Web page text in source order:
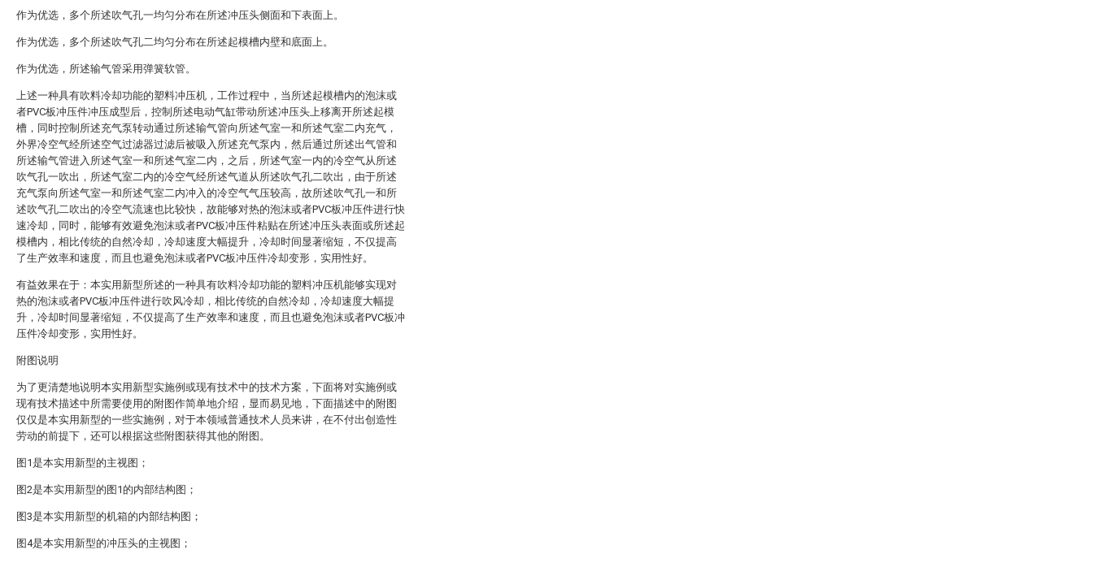
作为优选，多个所述吹气孔一均匀分布在所述冲压头侧面和下表面上。
作为优选，多个所述吹气孔二均匀分布在所述起模槽内壁和底面上。
作为优选，所述输气管采用弹簧软管。
上述一种具有吹料冷却功能的塑料冲压机，工作过程中，当所述起模槽内的泡沫或
者PVC板冲压件冲压成型后，控制所述电动气缸带动所述冲压头上移离开所述起模
槽，同时控制所述充气泵转动通过所述输气管向所述气室一和所述气室二内充气，
外界冷空气经所述空气过滤器过滤后被吸入所述充气泵内，然后通过所述出气管和
所述输气管进入所述气室一和所述气室二内，之后，所述气室一内的冷空气从所述
吹气孔一吹出，所述气室二内的冷空气经所述气道从所述吹气孔二吹出，由于所述
充气泵向所述气室一和所述气室二内冲入的冷空气气压较高，故所述吹气孔一和所
述吹气孔二吹出的冷空气流速也比较快，故能够对热的泡沫或者PVC板冲压件进行快
速冷却，同时，能够有效避免泡沫或者PVC板冲压件粘贴在所述冲压头表面或所述起
模槽内，相比传统的自然冷却，冷却速度大幅提升，冷却时间显著缩短，不仅提高
了生产效率和速度，而且也避免泡沫或者PVC板冲压件冷却变形，实用性好。
有益效果在于：本实用新型所述的一种具有吹料冷却功能的塑料冲压机能够实现对
热的泡沫或者PVC板冲压件进行吹风冷却，相比传统的自然冷却，冷却速度大幅提
升，冷却时间显著缩短，不仅提高了生产效率和速度，而且也避免泡沫或者PVC板冲
压件冷却变形，实用性好。
附图说明
为了更清楚地说明本实用新型实施例或现有技术中的技术方案，下面将对实施例或
现有技术描述中所需要使用的附图作简单地介绍，显而易见地，下面描述中的附图
仅仅是本实用新型的一些实施例，对于本领域普通技术人员来讲，在不付出创造性
劳动的前提下，还可以根据这些附图获得其他的附图。
图1是本实用新型的主视图；
图2是本实用新型的图1的内部结构图；
图3是本实用新型的机箱的内部结构图；
图4是本实用新型的冲压头的主视图；